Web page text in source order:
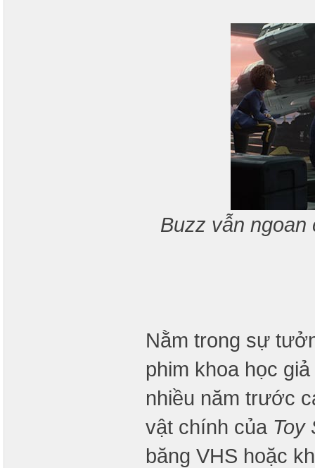
Buzz vẫn ngoan
Nằm trong sự
phim khoa học
nhiều năm trước
vật chính của Toy
băng VHS hoặc